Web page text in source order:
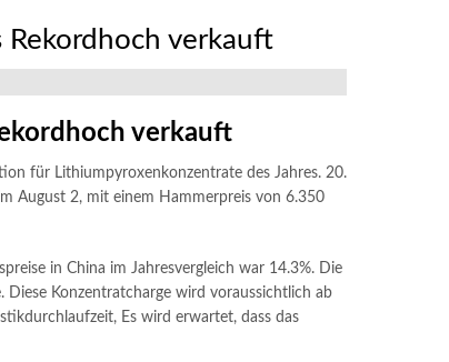
verkauft
verkauft
für Lithiumpyroxenkonzentrate des Jahres. 20.
August 2, mit einem Hammerpreis von 6.350
in China im Jahresvergleich war 14.3%. Die
Konzentratcharge wird voraussichtlich ab
Es wird erwartet, dass das